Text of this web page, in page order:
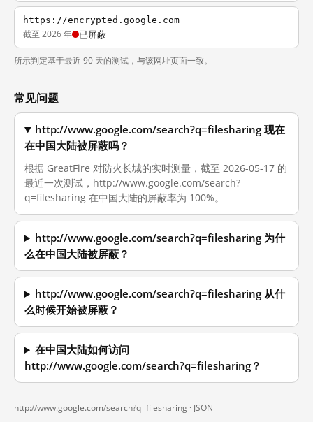
https://encrypted.google.com
截至 2026 年 已屏蔽
所示判定基于最近 90 天的测试，与该网址页面一致。
常见问题
http://www.google.com/search?q=filesharing 现在
在中国大陆被屏蔽吗？
根据 GreatFire 对防火长城的实时测量，截至 2026-05-17 的
最近一次测试，http://www.google.com/search?
q=filesharing 在中国大陆的屏蔽率为 100%。
http://www.google.com/search?q=filesharing 为什
么在中国大陆被屏蔽？
http://www.google.com/search?q=filesharing 从什
么时候开始被屏蔽？
在中国大陆如何访问
http://www.google.com/search?q=filesharing？
http://www.google.com/search?q=filesharing · JSON